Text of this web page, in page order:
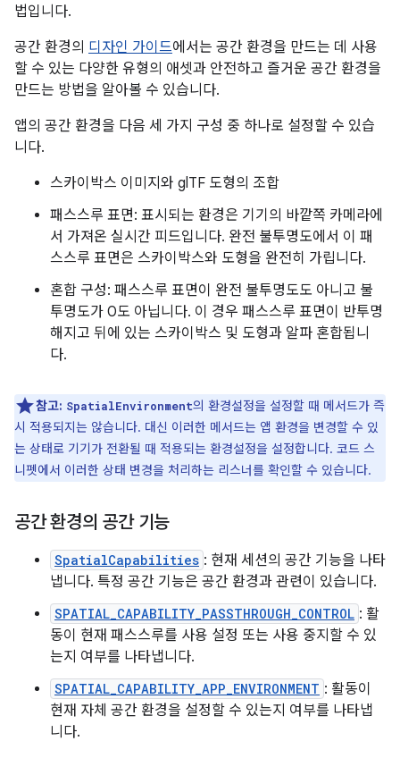
법입니다.
공간 환경의 디자인 가이드에서는 공간 환경을 만드는 데 사용
할 수 있는 다양한 유형의 애셋과 안전하고 즐거운 공간 환경을
만드는 방법을 알아볼 수 있습니다.
앱의 공간 환경을 다음 세 가지 구성 중 하나로 설정할 수 있습
니다.
스카이박스 이미지와 glTF 도형의 조합
패스스루 표면: 표시되는 환경은 기기의 바깥쪽 카메라에
서 가져온 실시간 피드입니다. 완전 불투명도에서 이 패
스스루 표면은 스카이박스와 도형을 완전히 가립니다.
혼합 구성: 패스스루 표면이 완전 불투명도도 아니고 불
투명도가 0도 아닙니다. 이 경우 패스스루 표면이 반투명
해지고 뒤에 있는 스카이박스 및 도형과 알파 혼합됩니
다.
참고: SpatialEnvironment의 환경설정을 설정할 때 메서드가 즉
시 적용되지는 않습니다. 대신 이러한 메서드는 앱 환경을 변경할 수 있
는 상태로 기기가 전환될 때 적용되는 환경설정을 설정합니다. 코드 스
니펫에서 이러한 상태 변경을 처리하는 리스너를 확인할 수 있습니다.
공간 환경의 공간 기능
SpatialCapabilities : 현재 세션의 공간 기능을 나타
냅니다. 특정 공간 기능은 공간 환경과 관련이 있습니다.
SPATIAL_CAPABILITY_PASSTHROUGH_CONTROL : 활
동이 현재 패스스루를 사용 설정 또는 사용 중지할 수 있
는지 여부를 나타냅니다.
SPATIAL_CAPABILITY_APP_ENVIRONMENT : 활동이
현재 자체 공간 환경을 설정할 수 있는지 여부를 나타냅
니다.